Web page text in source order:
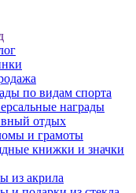
по видам спорта
награды
отдых
и грамоты
книжки и значки
из акрила